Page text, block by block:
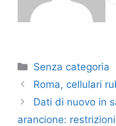
Categorie
Senza categoria
Roma, cellulari
Dati di nuovo in
arancione: